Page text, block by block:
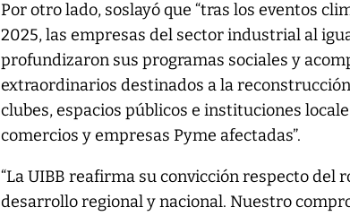
Por otro lado, soslayó que “tras los eventos
2025, las empresas del sector industrial al
profundizaron sus programas sociales y
extraordinarios destinados a la
clubes, espacios públicos e instituciones
comercios y empresas Pyme afectadas”.
“La UIBB reafirma su convicción respecto del
desarrollo regional y nacional. Nuestro